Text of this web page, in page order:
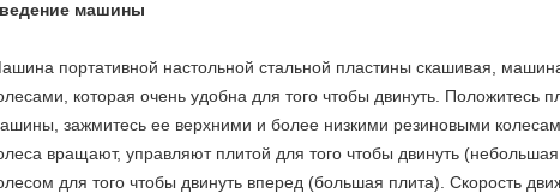
машины
портативной настольной стальной пластины скашивая,
которая очень удобна для того чтобы двинуть. Положитесь
зажмитесь ее верхними и более низкими резиновыми
вращают, управляют плитой для того чтобы двинуть
для того чтобы двинуть вперед (большая плита). Скорость